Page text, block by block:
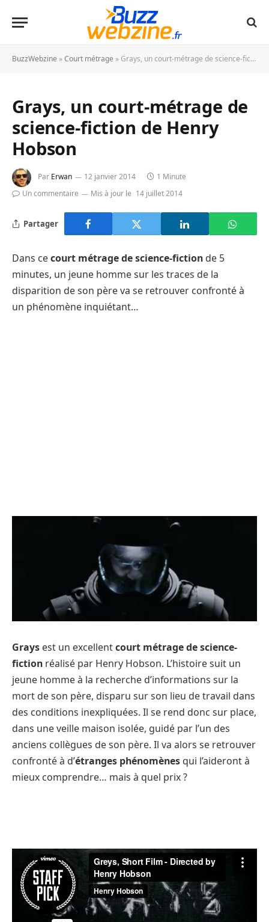
BuzzWebzine »Court métrage » Grays, un court-métrage de science-fiction de Henry Hobson
Grays, un court-métrage de
science-fiction de Henry
Hobson
Par Erwan 12 janvier 2014
1 Minute
Un commentaire
Mis à jour le 14 juillet 2014
Partager
Dans cecourt métrage de science-fiction de 5
minutes, un jeune homme sur les traces de la
disparition de son père va se retrouver confronté à
un phénomène inquiétant…
Grays est un excellentcourt métrage de science-
fiction réalisé par Henry Hobson. L’histoire suit un
jeune homme à la recherche d’informations sur la
mort de son père, disparu sur son lieu de travail dans
des conditions inexpliquées. Il se rend donc sur place,
dans une veille maison isolée, guidé par l’un des
anciens collègues de son père. Il va alors se retrouver
confronté à d’étranges phénomènes qui l’aideront à
mieux comprendre… mais à quel prix ?